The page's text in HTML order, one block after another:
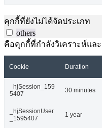
คุกกี้ที่ยังไม่ได้จัดประเภท
others
คือคุกกี้ที่กำลังวิเคราะห์แล
Cookie Duration
_hjSession_159
5407
30 minutes
_hjSessionUser
_1595407
1 year